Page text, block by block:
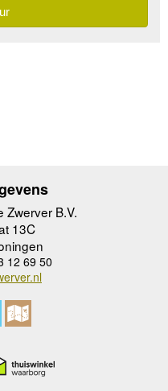
Zwerver B.V.
13C
12 69 50